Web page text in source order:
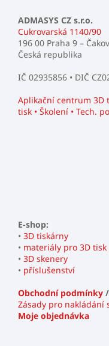
ADMASYS CZ s.r.o.
Cukrovarská 1140/90
196 00 Praha 9 –
Česká republika
IČ 02935856 • DIČ
Aplikační centrum 3D
tisk • Školení • Tech.
E-shop:
• 3D tiskárny
• materiály pro 3D tisk
• 3D skenery
• příslušenství
Obchodní podmínky /
Zásady pro nakládání
Moje objednávka